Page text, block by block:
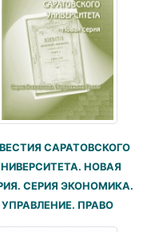
САРАТОВСКОГО
НОВАЯ
СЕРИЯ ЭКОНОМИКА.
УПРАВЛЕНИЕ. ПРАВО